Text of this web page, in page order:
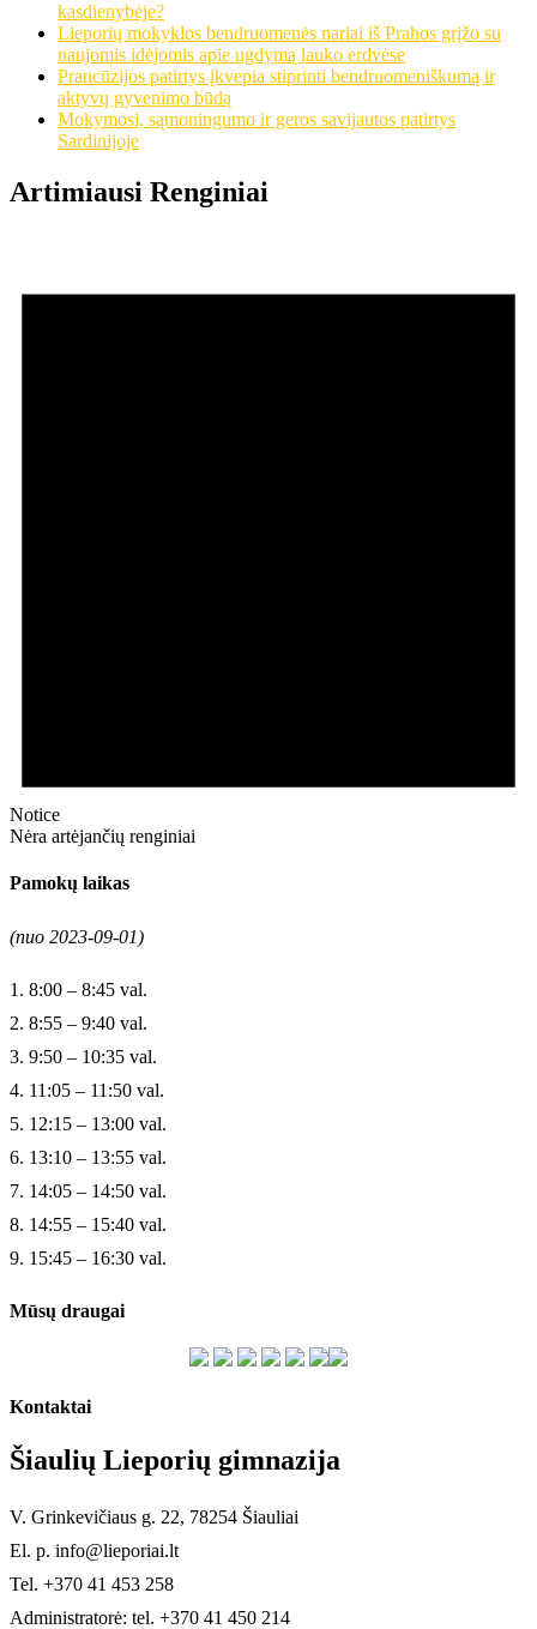
kasdienybėje?
Lieporių mokyklos bendruomenės nariai iš Prahos grįžo su
naujomis idėjomis apie ugdymą lauko erdvėse
Prancūzijos patirtys įkvepia stiprinti bendruomeniškumą ir
aktyvų gyvenimo būdą
Mokymosi, sąmoningumo ir geros savijautos patirtys
Sardinijoje
Artimiausi Renginiai
Notice
Nėra artėjančių renginiai
Pamokų laikas
(nuo 2023-09-01)
1. 8:00 – 8:45 val.
2. 8:55 – 9:40 val.
3. 9:50 – 10:35 val.
4. 11:05 – 11:50 val.
5. 12:15 – 13:00 val.
6. 13:10 – 13:55 val.
7. 14:05 – 14:50 val.
8. 14:55 – 15:40 val.
9. 15:45 – 16:30 val.
Mūsų draugai
Kontaktai
Šiaulių Lieporių gimnazija
V. Grinkevičiaus g. 22, 78254 Šiauliai
El. p. info@lieporiai.lt
Tel. +370 41 453 258
Administratorė: tel. +370 41 450 214